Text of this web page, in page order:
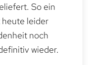
So ein
leider
noch
wieder.